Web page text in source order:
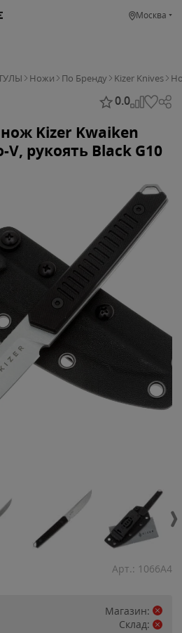
Москва
Ножи По Бренду Kizer Knives
0.0
Kizer Kwaiken
рукоять Black G10
Арт.: 1066A4
Магазин:
Склад: